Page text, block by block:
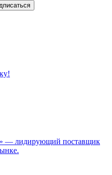
— лидирующий поставщик